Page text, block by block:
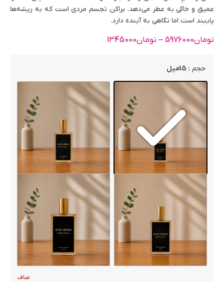
عمیق و خاکی به عطر می‌دهد. براکن تجسم مردی است که به ریشه‌ها
پایبند است اما نگاهی به آینده دارد.
تومان5976000
– تومان1345000
حجم : 15میل
صاف